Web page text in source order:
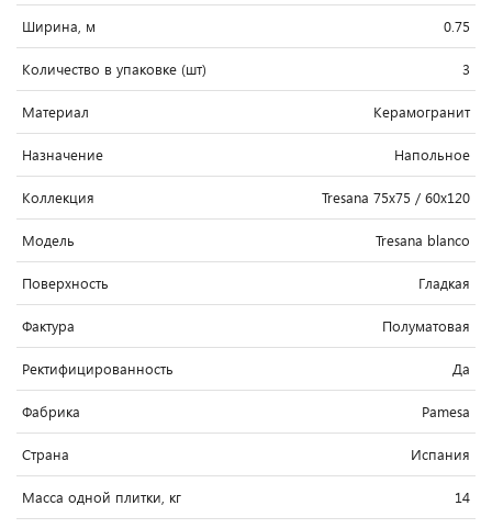
Ширина, м 0.75
Количество в упаковке (шт) 3
Материал Керамогранит
Назначение Напольное
Коллекция Tresana 75x75 / 60x120
Модель Tresana blanco
Поверхность Гладкая
Фактура Полуматовая
Ректифицированность Да
Фабрика Pamesa
Страна Испания
Масса одной плитки, кг 14